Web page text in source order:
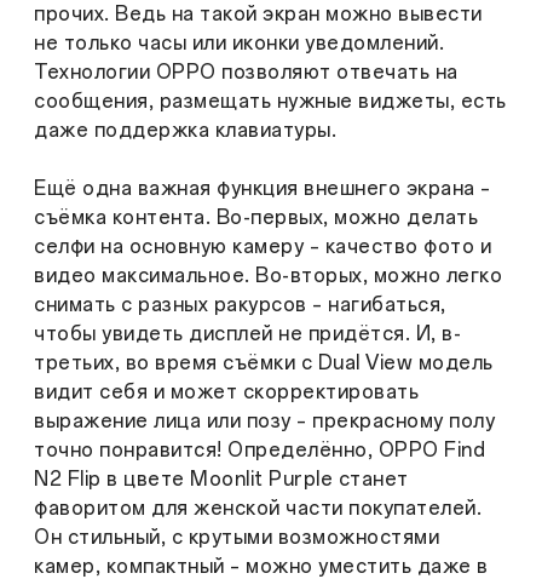
прочих. Ведь на такой экран можно вывести
не только часы или иконки уведомлений.
Технологии OPPO позволяют отвечать на
сообщения, размещать нужные виджеты, есть
даже поддержка клавиатуры.
Ещё одна важная функция внешнего экрана –
съёмка контента. Во-первых, можно делать
селфи на основную камеру – качество фото и
видео максимальное. Во-вторых, можно легко
снимать с разных ракурсов – нагибаться,
чтобы увидеть дисплей не придётся. И, в-
третьих, во время съёмки с Dual View модель
видит себя и может скорректировать
выражение лица или позу – прекрасному полу
точно понравится! Определённо, OPPO Find
N2 Flip в цвете Moonlit Purple станет
фаворитом для женской части покупателей.
Он стильный, с крутыми возможностями
камер, компактный – можно уместить даже в